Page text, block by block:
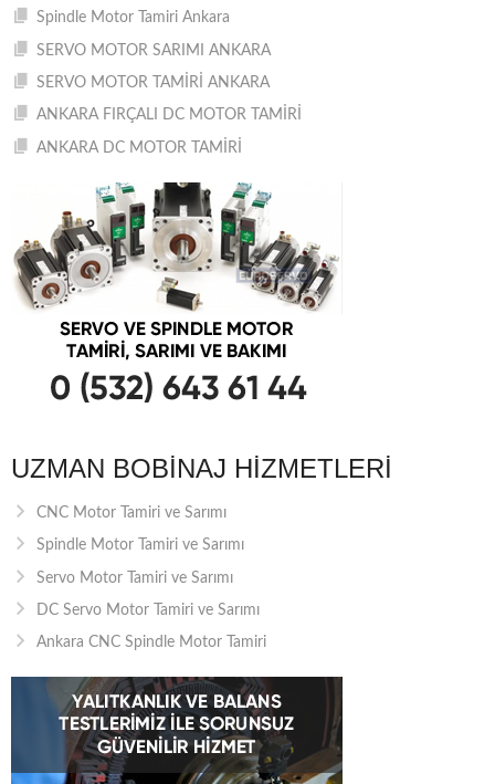
Spindle Motor Tamiri Ankara
SERVO MOTOR SARIMI ANKARA
SERVO MOTOR TAMİRİ ANKARA
ANKARA FIRÇALI DC MOTOR TAMİRİ
ANKARA DC MOTOR TAMİRİ
UZMAN BOBINAJ HIZMETLERI
CNC Motor Tamiri ve Sarımı
Spindle Motor Tamiri ve Sarımı
Servo Motor Tamiri ve Sarımı
DC Servo Motor Tamiri ve Sarımı
Ankara CNC Spindle Motor Tamiri